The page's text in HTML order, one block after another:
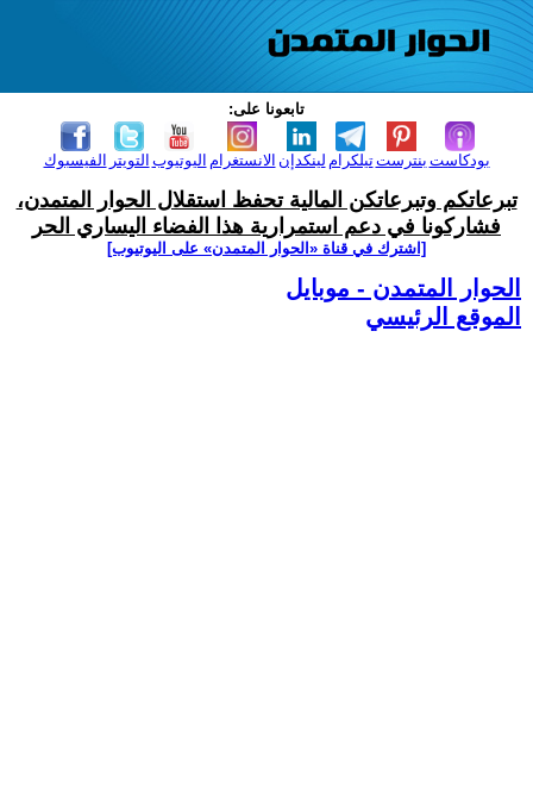
تابعونا على:
الفيسبوك التويتر اليوتيوب الانستغرام لينكدإن تيلكرامبنترست بودكاست
تبرعاتكم وتبرعاتكن المالية تحفظ استقلال الحوار المتمدن،
فشاركونا في دعم استمرارية هذا الفضاء اليساري الحر
[اشترك في قناة ‫«الحوار المتمدن» على اليوتيوب]
الحوار المتمدن - موبايل
الموقع الرئيسي